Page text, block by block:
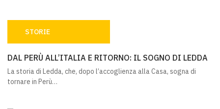
STORIE
DAL PERÙ ALL’ITALIA E RITORNO: IL SOGNO DI LEDDA
La storia di Ledda, che, dopo l’accoglienza alla Casa, sogna di
tornare in Perù…